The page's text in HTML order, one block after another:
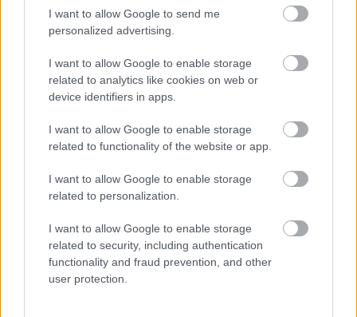
I want to allow Google to send me
personalized advertising.
I want to allow Google to enable storage
related to analytics like cookies on web or
device identifiers in apps.
I want to allow Google to enable storage
related to functionality of the website or app.
I want to allow Google to enable storage
related to personalization.
I want to allow Google to enable storage
related to security, including authentication
functionality and fraud prevention, and other
user protection.
Lenchés Márton
Koreográfus: Kádár Ignác és Krámer
Rendező: Vándorfi László